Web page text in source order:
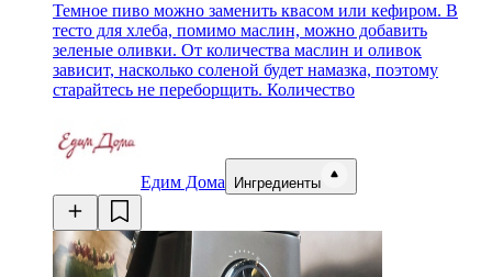
Темное пиво можно заменить квасом или кефиром. В
тесто для хлеба, помимо маслин, можно добавить
зеленые оливки. От количества маслин и оливок
зависит, насколько соленой будет намазка, поэтому
старайтесь не переборщить. Количество
Едим Дома Ингредиенты